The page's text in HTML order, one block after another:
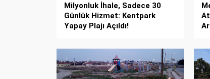
Milyonluk İhale, Sadece 30
Günlük Hizmet: Kentpark
Yapay Plajı Açıldı!